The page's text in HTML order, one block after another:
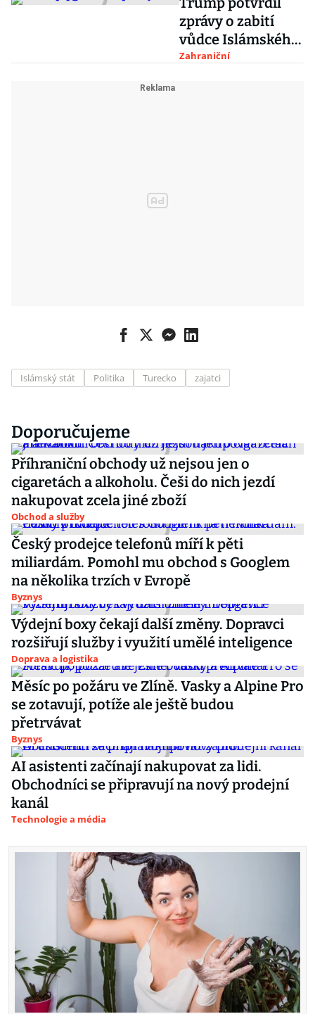
státu do
evropských
zemí, odkud
pocházejí
zprávy o zabití
vůdce Islámského
státu Bagdádího
Zahraniční
Islámský stát Politika Turecko zajatci
Doporučujeme
Příhraniční obchody už nejsou jen o
cigaretách a alkoholu. Češi do nich jezdí
nakupovat zcela jiné zboží
Obchod a služby
Český prodejce telefonů míří k pěti
miliardám. Pomohl mu obchod s Googlem
na několika trzích v Evropě
Byznys
Výdejní boxy čekají další změny. Dopravci
rozšiřují služby i využití umělé inteligence
Doprava a logistika
Měsíc po požáru ve Zlíně. Vasky a Alpine Pro
se zotavují, potíže ale ještě budou
přetrvávat
Byznys
AI asistenti začínají nakupovat za lidi.
Obchodníci se připravují na nový prodejní
kanál
Technologie a média